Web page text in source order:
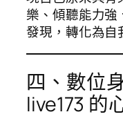
樂、傾聽能力
發現，轉化為自
四、數位
live173 的